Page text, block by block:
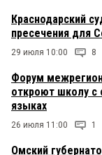
Краснодарский
пресечения для
29 июля 10:00 8
Форум
откроют школу с
языках
26 июля 11:00 1
Омский